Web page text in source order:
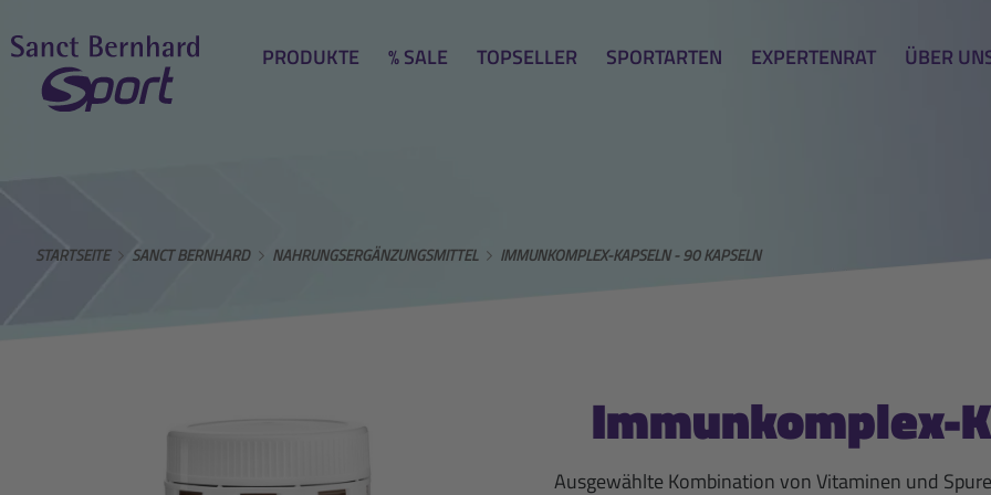
PRODUKTE % SALE TOPSELLER SPORTARTEN EXPERTENRAT ÜBER
STARTSEITE SANCT BERNHARD NAHRUNGSERGÄNZUNGSMITTEL IMMUNKOMPLEX-KAPSELN - 90 KAPSELN
Immunkomplex-
Ausgewählte Kombination von Vitaminen und